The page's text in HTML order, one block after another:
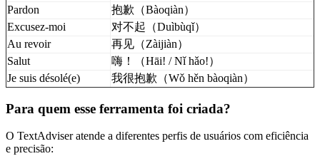
Pardon
抱歉（Bàoqiàn）
Excusez-moi
对不起（Duìbùqǐ）
Au revoir
再见（Zàijiàn）
Salut
嗨！（Hāi! / Nǐ hǎo!）
Je suis désolé(e)
我很抱歉（Wǒ hěn bàoqiàn）
Para quem esse ferramenta foi criada?
O TextAdviser atende a diferentes perfis de usuários com eficiência
e precisão: